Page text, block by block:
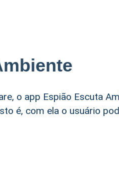
o app Espião Escuta
é, com ela o usuário